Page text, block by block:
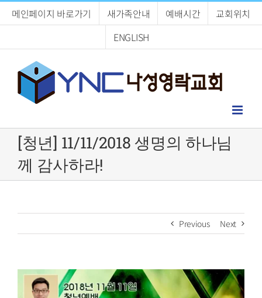
메인페이지 바로가기 새가족안내 예배시간
교회위치
ENGLISH
[청년] 11/11/2018 생명의 하나님
께 감사하라!
Previous Next